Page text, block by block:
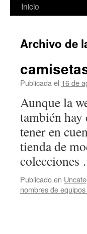
Saltar
contenido
Inicio
Archivo de
Publicada el 16 de
Aunque la
también hay
tener en
tienda de
Publicado en
nombres de